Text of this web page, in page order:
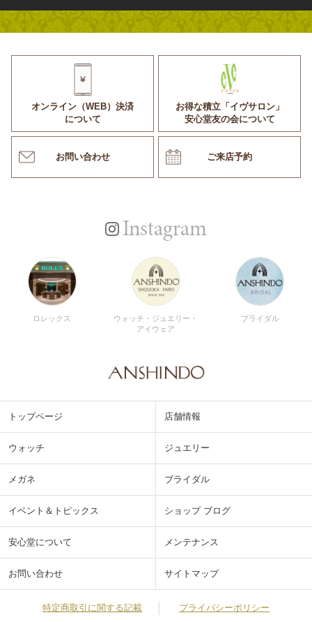
オンライン（WEB）決済
について
お得な積立「イヴサロン」
安心堂友の会について
お問い合わせ ご来店予約
Instagram
ロレックス
ウォッチ・ジュエリー・
アイウェア
ブライダル
トップページ 店舗情報
ウォッチ ジュエリー
メガネ ブライダル
イベント＆トピックス ショップ ブログ
安心堂について メンテナンス
お問い合わせ サイトマップ
特定商取引に関する記載 プライバシーポリシー